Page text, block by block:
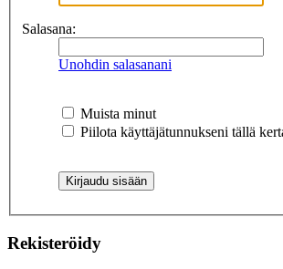
Salasana:
Unohdin salasanani
Muista minut
Piilota käyttäjätunnukseni tällä
Rekisteröidy